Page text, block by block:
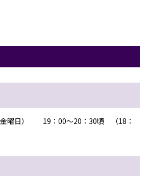
金曜日） 19：00～20：30頃 （18：